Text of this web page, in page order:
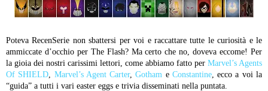
Poteva RecenSerie non sbattersi per voi e raccattare tutte le curiosità e le
ammiccate d’occhio per The Flash? Ma certo che no, doveva eccome! Per
la gioia dei nostri carissimi lettori, come abbiamo fatto per Marvel’s Agents
Of SHIELD
Marvel’s Agent Carter,Gotham e Constantine, ecco a voi la
“guida” a tutti i vari easter eggs e trivia disseminati nella puntata.